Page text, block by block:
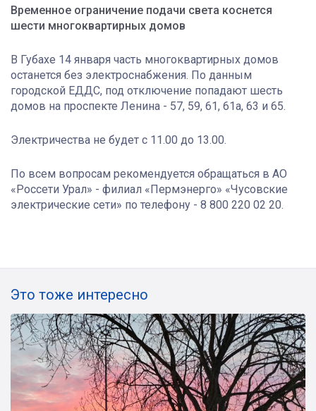
Временное ограничение подачи света коснется
шести многоквартирных домов
В Губахе 14 января часть многоквартирных домов
останется без электроснабжения. По данным
городской ЕДДС, под отключение попадают шесть
домов на проспекте Ленина - 57, 59, 61, 61а, 63 и 65.
Электричества не будет с 11.00 до 13.00.
По всем вопросам рекомендуется обращаться в АО
«Россети Урал» - филиал «Пермэнерго» «Чусовские
электрические сети» по телефону - 8 800 220 02 20.
Это тоже интересно